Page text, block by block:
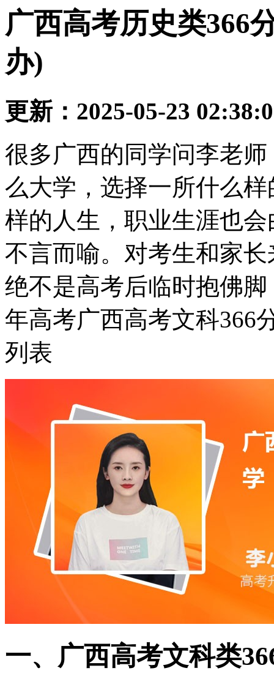
广西高考历史类366
办)
更新：2025-05-23
很多广西的同学问李老
么大学，选择一所什么
样的人生，职业生涯也
不言而喻。对考生和家
绝不是高考后临时抱佛
年高考广西高考文科366
列表
一、广西高考文科类